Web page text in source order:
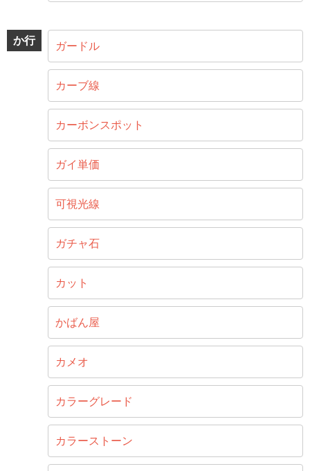
か行 ガードル
カーブ線
カーボンスポット
ガイ単価
可視光線
ガチャ石
カット
かばん屋
カメオ
カラーグレード
カラーストーン